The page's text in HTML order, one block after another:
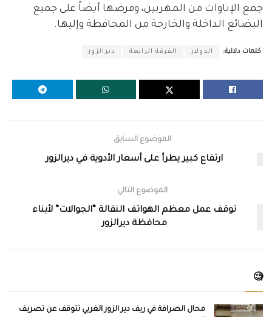
جمع الإتاوات من المهربين، وفرضها أيضاً على جميع
البضائع الداخلة والخارجة من المحافظة وإليها.
كلمات دلالية: الدولار الفرقة الرابعة ديرالزور
الموضوع السابق
ارتفاع كبير يطرأ على أسعار الأدوية في ديرالزور
الموضوع التالي
توقف عمل معظم الهواتف النقالة “الجوالات” لأبناء
محافظة ديرالزور
🧐
محال الصرافة في ريف دير الزور الغربي تتوقف عن تصريف